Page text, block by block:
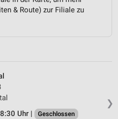
& Route) zur Filiale zu
❯
Uhr |
Geschlossen